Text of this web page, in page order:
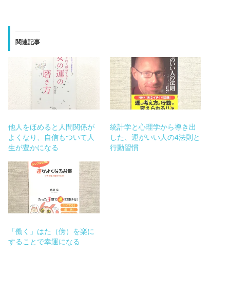
関連記事
他人をほめると人間関係が
よくなり、自信もついて人
生が豊かになる
統計学と心理学から導き出
した、運がいい人の4法則と
行動習慣
「働く」はた（傍）を楽に
することで幸運になる